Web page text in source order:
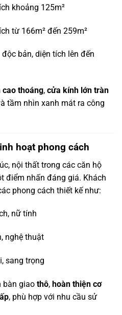
khoảng 125m²
từ 166m² đến 259m²
độc bản, diện tích lên đến
cao thoáng, cửa kính lớn tràn
tầm nhìn xanh mát ra công
hoạt phong cách
nội thất trong các căn hộ
điểm nhấn đáng giá. Khách
phong cách thiết kế như:
nữ tính
nghệ thuật
sang trọng
bàn giao thô, hoàn thiện cơ
, phù hợp với nhu cầu sử